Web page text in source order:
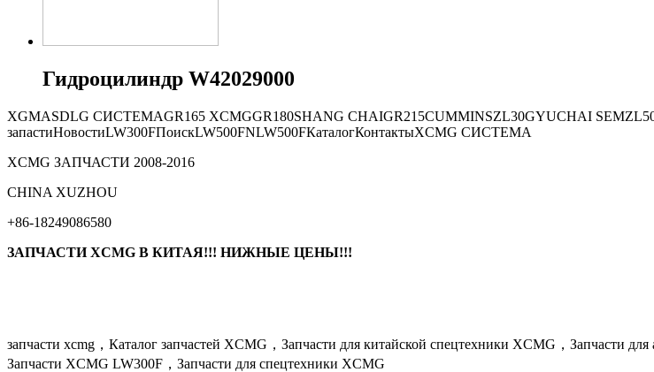
Гидроцилиндр W42029000
XGMASDLG СИСТЕМАGR165 XCMGGR180SHANG CHAIGR215CUMMINSZL30GYUCHAI SEM
запастиНовостиLW300FПоискLW500FNLW500FКаталогКонтактыXCMG СИСТЕМА
XCMG ЗАПЧАСТИ 2008-2016
СHINA XUZHOU
+86-18249086580
ЗАПЧАСТИ XCMG В КИТАЯ!!! НИЖНЫЕ ЦЕНЫ!!!
запчасти xcmg，Каталог запчастей XCMG，Запчасти для китайской спецтехники XCMG，Запчасти
Запчасти XCMG LW300F，Запчасти для спецтехники XCMG